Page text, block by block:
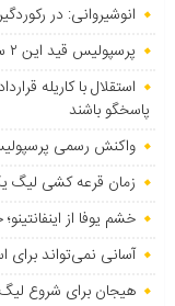
انوشیروانی: در
پرسپولیس قید این ۲ ستاره را زد!
استقلال با کاریله
پاسخگو باشند
واکنش رسمی
زمان قرعه کشی
خشم یوفا از
آسانی نمی‌تواند برای
هیجان برای شروع لیگ با